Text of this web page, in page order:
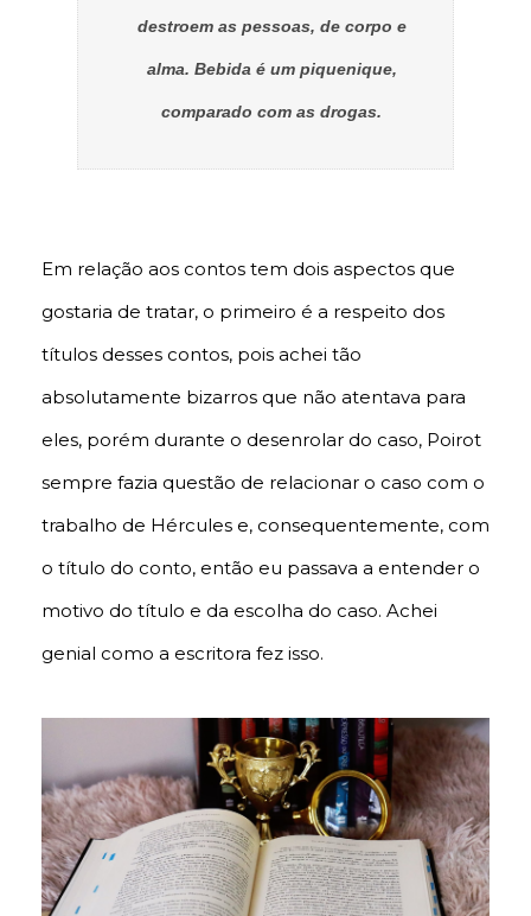
destroem as pessoas, de corpo e
alma. Bebida é um piquenique,
comparado com as drogas.
Em relação aos contos tem dois aspectos que
gostaria de tratar, o primeiro é a respeito dos
títulos desses contos, pois achei tão
absolutamente bizarros que não atentava para
eles, porém durante o desenrolar do caso, Poirot
sempre fazia questão de relacionar o caso com o
trabalho de Hércules e, consequentemente, com
o título do conto, então eu passava a entender o
motivo do título e da escolha do caso. Achei
genial como a escritora fez isso.